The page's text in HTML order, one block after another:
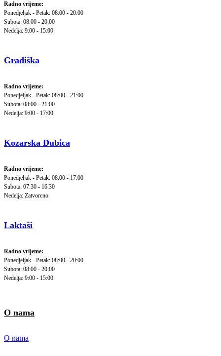
Radno vrijeme:
Ponedjeljak - Petak: 08:00 - 20:00
Subota: 08:00 - 20:00
Nedelja: 9:00 - 15:00
Gradiška
Radno vrijeme:
Ponedjeljak - Petak: 08:00 - 21:00
Subota: 08:00 - 21:00
Nedelja: 9:00 - 17:00
Kozarska Dubica
Radno vrijeme:
Ponedjeljak - Petak: 08:00 - 17:00
Subota: 07:30 - 16:30
Nedelja: Zatvoreno
Laktaši
Radno vrijeme:
Ponedjeljak - Petak: 08:00 - 20:00
Subota: 08:00 - 20:00
Nedelja: 9:00 - 15:00
O nama
O nama